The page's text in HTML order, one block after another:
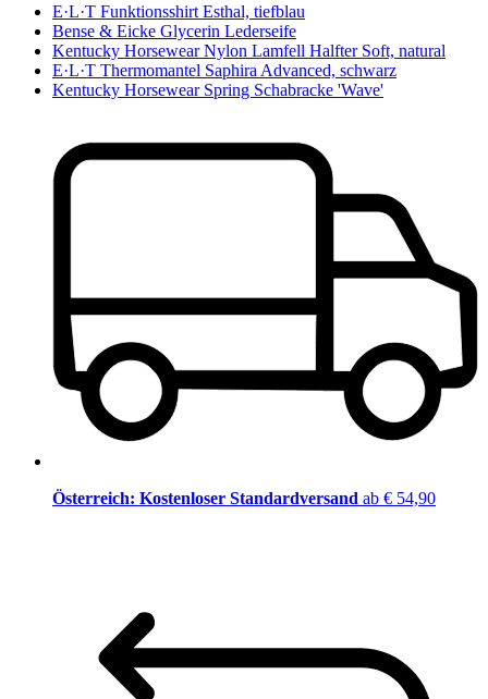
E·L·T Funktionsshirt Esthal, tiefblau
Bense & Eicke Glycerin Lederseife
Kentucky Horsewear Nylon Lamfell Halfter Soft, natural
E·L·T Thermomantel Saphira Advanced, schwarz
Kentucky Horsewear Spring Schabracke 'Wave'
Österreich: Kostenloser Standardversand ab € 54,90